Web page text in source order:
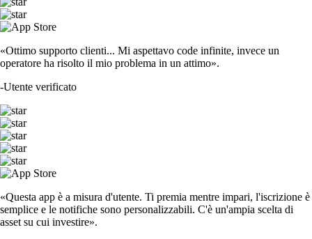
«Ottimo supporto clienti... Mi aspettavo code infinite, invece un
operatore ha risolto il mio problema in un attimo».
-Utente verificato
«Questa app è a misura d'utente. Ti premia mentre impari, l'iscrizione è
semplice e le notifiche sono personalizzabili. C'è un'ampia scelta di
asset su cui investire».